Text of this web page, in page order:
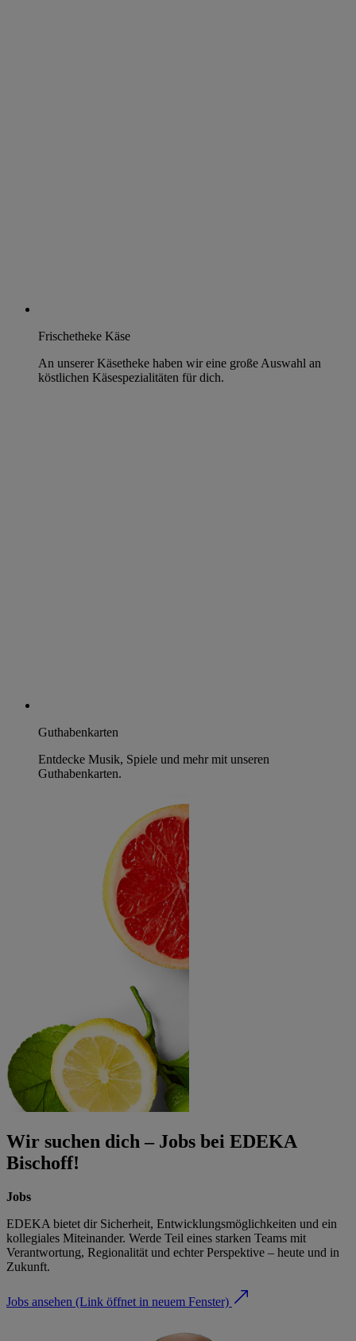
Frischetheke Käse
An unserer Käsetheke haben wir eine große Auswahl an
köstlichen Käsespezialitäten für dich.
Guthabenkarten
Entdecke Musik, Spiele und mehr mit unseren
Guthabenkarten.
Wir suchen dich – Jobs bei EDEKA
Bischoff!
Jobs
EDEKA bietet dir Sicherheit, Entwicklungsmöglichkeiten und ein
kollegiales Miteinander. Werde Teil eines starken Teams mit
Verantwortung, Regionalität und echter Perspektive – heute und in
Zukunft.
Jobs ansehen (Link öffnet in neuem Fenster)